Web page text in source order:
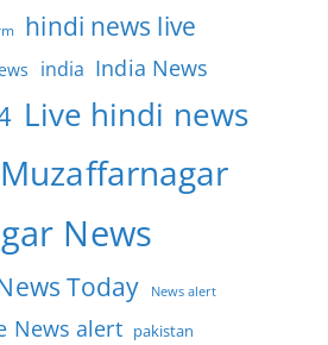
hindi news live
india India News
Live hindi news
Muzaffarnagar
News
Today News alert
News alert pakistan